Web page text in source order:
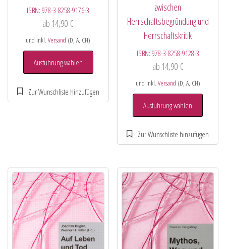
ISBN:978-3-8258-9176-3
ab 14,90€
und inkl.Versand (D, A, CH)
Ausführung wählen
zwischen
Herrschaftsbegründung und
Herrschaftskritik
ISBN: 978-3-8258-9128-3
ab 14,90 €
und inkl. Versand (D, A, CH)
Ausführung wählen